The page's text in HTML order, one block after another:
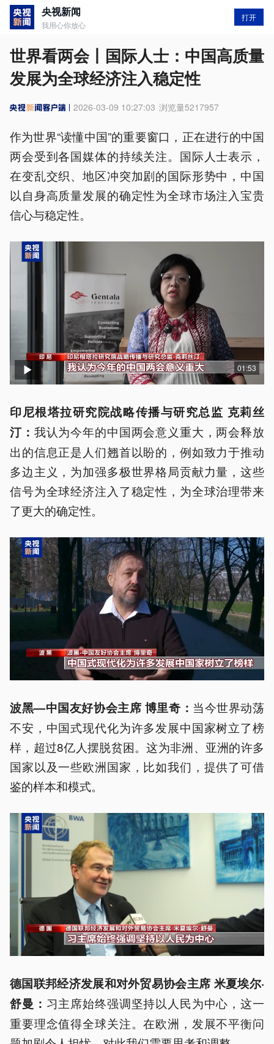
央视新闻
我用心你放心
打开
世界看两会丨国际人士：中国高质量
发展为全球经济注入稳定性
2026-03-09 10:27:03 浏览量5217957
作为世界“读懂中国”的重要窗口，正在进行的中国
两会受到各国媒体的持续关注。国际人士表示，
在变乱交织、地区冲突加剧的国际形势中，中国
以自身高质量发展的确定性为全球市场注入宝贵
信心与稳定性。
01:53
印尼根塔拉研究院战略传播与研究总监 克莉丝
汀： 我认为今年的中国两会意义重大，两会释放
出的信息正是人们翘首以盼的，例如致力于推动
多边主义，为加强多极世界格局贡献力量，这些
信号为全球经济注入了稳定性，为全球治理带来
了更大的确定性。
波黑—中国友好协会主席 博里奇： 当今世界动荡
不安，中国式现代化为许多发展中国家树立了榜
样，超过8亿人摆脱贫困。这为非洲、亚洲的许多
国家以及一些欧洲国家，比如我们，提供了可借
鉴的样本和模式。
德国联邦经济发展和对外贸易协会主席 米夏埃尔·
舒曼： 习主席始终强调坚持以人民为中心，这一
重要理念值得全球关注。在欧洲，发展不平衡问